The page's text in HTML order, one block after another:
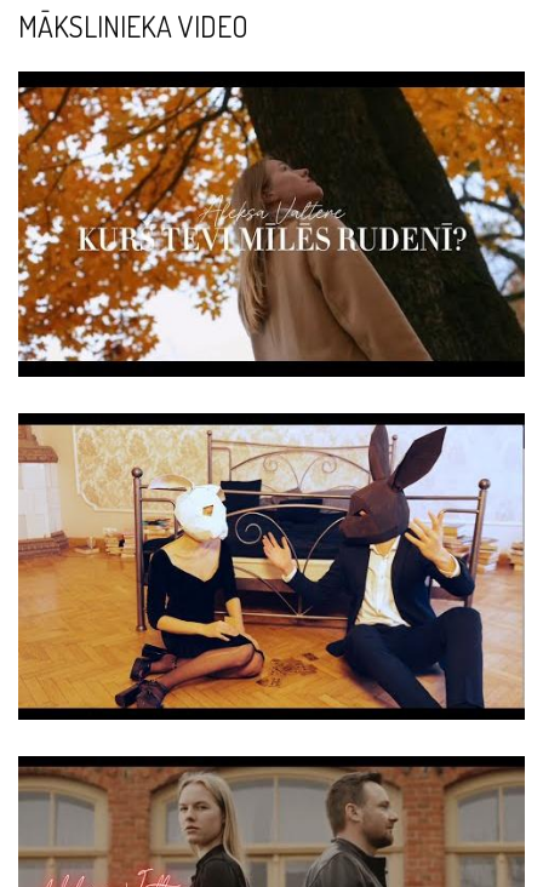
MĀKSLINIEKA VIDEO